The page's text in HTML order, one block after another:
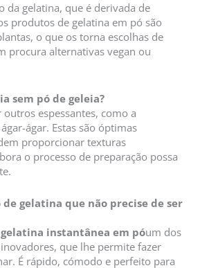
da gelatina, que é derivada de
produtos de gelatina em pó são
o que os torna escolhas de
procura alternativas vegan ou
sem pó de geleia?
espessantes, como a
ágar. Estas são óptimas
proporcionar texturas
o processo de preparação possa
de gelatina que não precise de ser
gelatina instantânea em póum dos
que lhe permite fazer
É rápido, cómodo e perfeito para